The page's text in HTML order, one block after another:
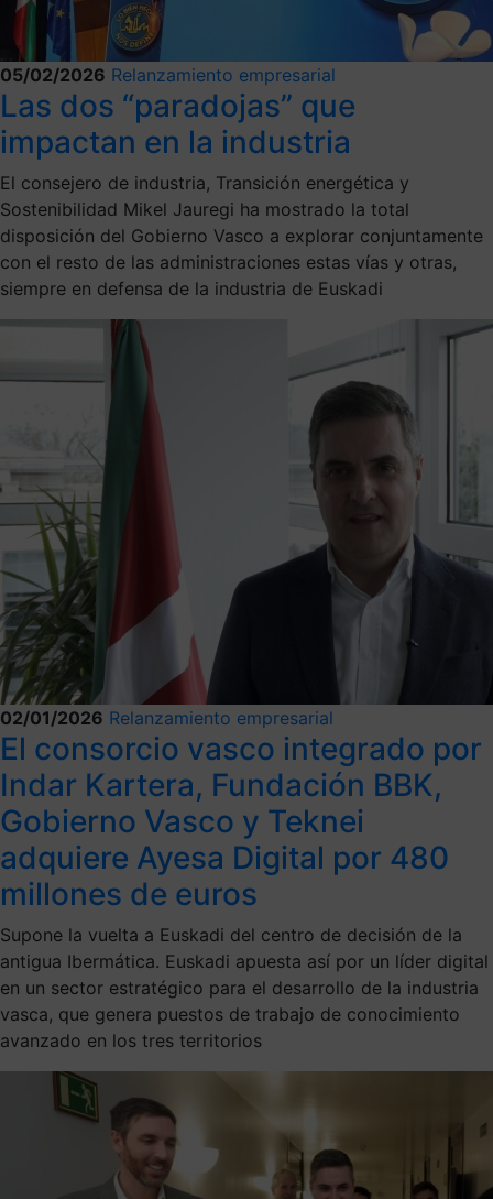
05/02/2026 Relanzamiento empresarial
Las dos “paradojas” que
impactan en la industria
El consejero de industria, Transición energética y
Sostenibilidad Mikel Jauregi ha mostrado la total
disposición del Gobierno Vasco a explorar conjuntamente
con el resto de las administraciones estas vías y otras,
siempre en defensa de la industria de Euskadi
02/01/2026 Relanzamiento empresarial
El consorcio vasco integrado por
Indar Kartera, Fundación BBK,
Gobierno Vasco y Teknei
adquiere Ayesa Digital por 480
millones de euros
Supone la vuelta a Euskadi del centro de decisión de la
antigua Ibermática. Euskadi apuesta así por un líder digital
en un sector estratégico para el desarrollo de la industria
vasca, que genera puestos de trabajo de conocimiento
avanzado en los tres territorios